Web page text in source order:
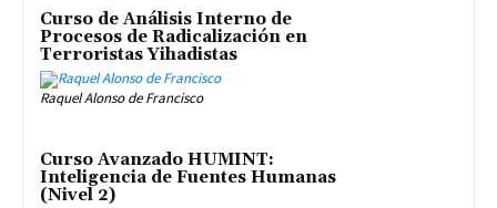
Curso de Análisis Interno de
Procesos de Radicalización en
Terroristas Yihadistas
Raquel Alonso de Francisco
Curso Avanzado HUMINT:
Inteligencia de Fuentes Humanas
(Nivel 2)